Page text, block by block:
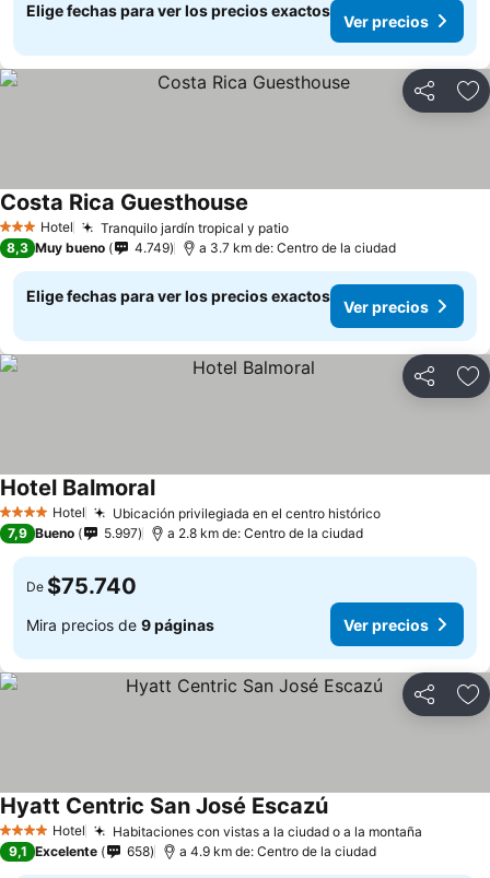
Elige fechas para ver los precios exactos
Ver precios
Compartir
3 Estrellas
Hotel Tranquilo jardín tropical y patio
Costa Rica Guesthouse
8,3 Muy bueno 4.749 a 3.7 km de: Centro de la ciudad
Elige fechas para ver los precios exactos
Ver precios
Compartir
4 EstrellasHotel Ubicación privilegiada en el centro histórico
Hotel Balmoral
7,9 Bueno 5.997 a 2.8 km de: Centro de la ciudad
De $75.740
Mira precios de 9 páginas Ver precios
Compartir
4 EstrellasHotel Habitaciones con vistas a la ciudad o a la montaña
Hyatt Centric San José Escazú
9,1 Excelente 658 a 4.9 km de: Centro de la ciudad